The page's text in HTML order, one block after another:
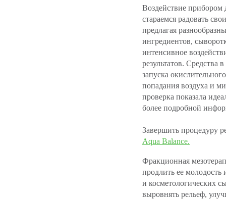
Воздействие
стараемся радовать
предлагая
ингредиентов,
интенсивное
результатов. Средства
запуска
попадания воздуха и
проверка показала
более подробной
Завершить процедуру
Aqua Balance.
Фракционная
продлить ее
и косметологических
выровнять рельеф,